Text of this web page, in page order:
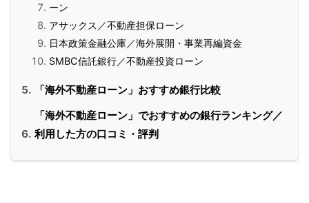
ーン
アサックス／不動産担保ローン
日本政策金融公庫／海外展開・事業再編資金
SMBC信託銀行／不動産投資ローン
「海外不動産ローン」おすすめ銀行比較
「海外不動産ローン」でおすすめの銀行ランキング／
利用した方の口コミ・評判